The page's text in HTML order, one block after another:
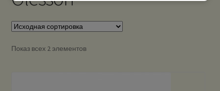
Показ всех 2 элементов